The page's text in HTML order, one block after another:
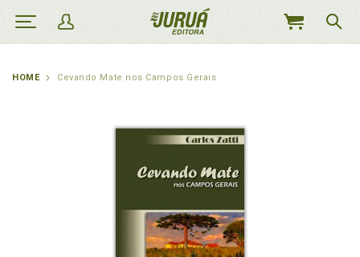
MEU
HOME Cevando Mate nos Campos Gerais